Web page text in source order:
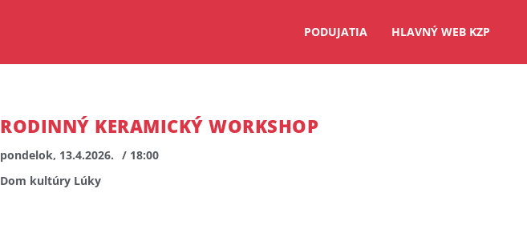
PODUJATIA HLAVNÝ WEB KZP
RODINNÝ KERAMICKÝ WORKSHOP
pondelok, 13.4.2026. / 18:00
Dom kultúry Lúky